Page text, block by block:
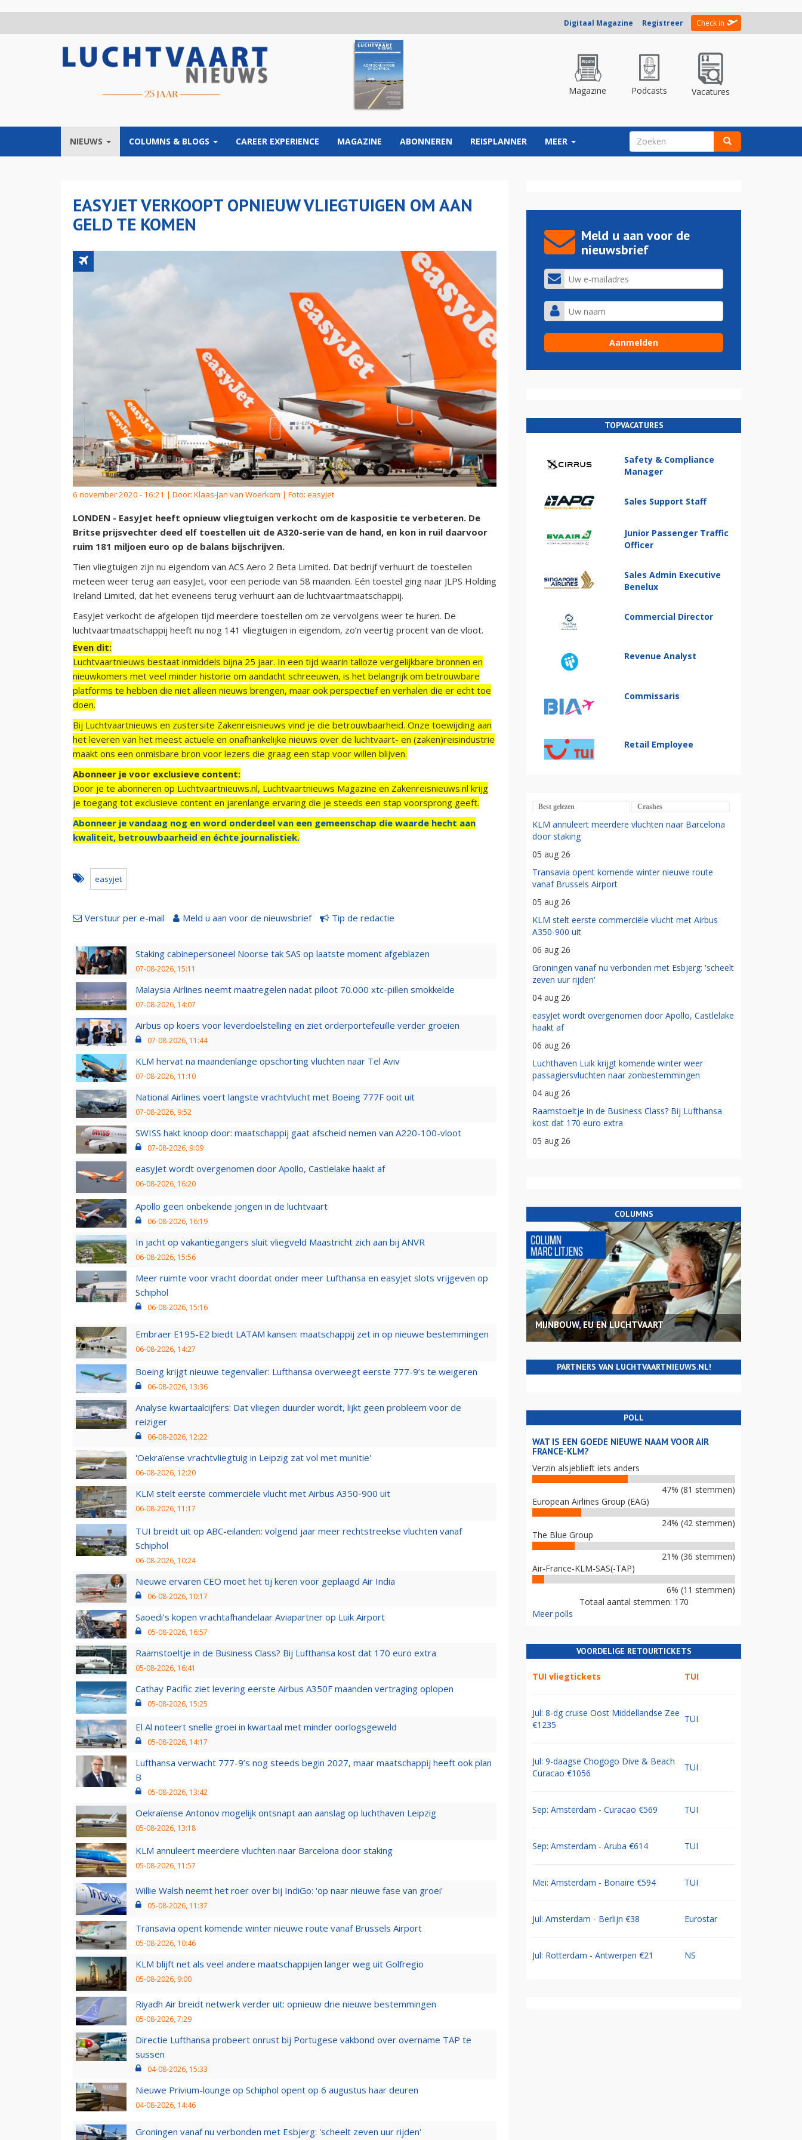
Digitaal Magazine Registreer Check in
Magazine Podcasts Vacatures
NIEUWS COLUMNS & BLOGS CAREER EXPERIENCE MAGAZINE ABONNEREN REISPLANNER MEER ZOEKVELD
EASYJET VERKOOPT OPNIEUW VLIEGTUIGEN OM AAN
GELD TE KOMEN
6 november 2020 - 16:21 | Door: Klaas-Jan van Woerkom | Foto: easyJet
LONDEN - EasyJet heeft opnieuw vliegtuigen verkocht om de kaspositie te verbeteren. De
Britse prijsvechter deed elf toestellen uit de A320-serie van de hand, en kon in ruil daarvoor
ruim 181 miljoen euro op de balans bijschrijven.
Tien vliegtuigen zijn nu eigendom van ACS Aero 2 Beta Limited. Dat bedrijf verhuurt de toestellen
meteen weer terug aan easyJet, voor een periode van 58 maanden. Eén toestel ging naar JLPS Holding
Ireland Limited, dat het eveneens terug verhuurt aan de luchtvaartmaatschappij.
EasyJet verkocht de afgelopen tijd meerdere toestellen om ze vervolgens weer te huren. De
luchtvaartmaatschappij heeft nu nog 141 vliegtuigen in eigendom, zo’n veertig procent van de vloot.
Even dit:
Luchtvaartnieuws bestaat inmiddels bijna 25 jaar. In een tijd waarin talloze vergelijkbare bronnen en
nieuwkomers met veel minder historie om aandacht schreeuwen, is het belangrijk om betrouwbare
platforms te hebben die niet alleen nieuws brengen, maar ook perspectief en verhalen die er echt toe
doen.
Bij Luchtvaartnieuws en zustersite Zakenreisnieuws vind je die betrouwbaarheid. Onze toewijding aan
het leveren van het meest actuele en onafhankelijke nieuws over de luchtvaart- en (zaken)reisindustrie
maakt ons een onmisbare bron voor lezers die graag een stap voor willen blijven.
Abonneer je voor exclusieve content:
Door je te abonneren op Luchtvaartnieuws.nl, Luchtvaartnieuws Magazine en Zakenreisnieuws.nl krijg
je toegang tot exclusieve content en jarenlange ervaring die je steeds een stap voorsprong geeft.
Abonneer je vandaag nog en word onderdeel van een gemeenschap die waarde hecht aan
kwaliteit, betrouwbaarheid en échte journalistiek.
easyjet
Verstuur per e-mail Meld u aan voor de nieuwsbrief Tip de redactie
Staking cabinepersoneel Noorse tak SAS op laatste moment afgeblazen
07-08-2026, 15:11
Malaysia Airlines neemt maatregelen nadat piloot 70.000 xtc-pillen smokkelde
07-08-2026, 14:07
Airbus op koers voor leverdoelstelling en ziet orderportefeuille verder groeien
07-08-2026, 11:44
KLM hervat na maandenlange opschorting vluchten naar Tel Aviv
07-08-2026, 11:10
National Airlines voert langste vrachtvlucht met Boeing 777F ooit uit
07-08-2026, 9:52
SWISS hakt knoop door: maatschappij gaat afscheid nemen van A220-100-vloot
07-08-2026, 9:09
easyJet wordt overgenomen door Apollo, Castlelake haakt af
06-08-2026, 16:20
Apollo geen onbekende jongen in de luchtvaart
06-08-2026, 16:19
In jacht op vakantiegangers sluit vliegveld Maastricht zich aan bij ANVR
06-08-2026, 15:56
Meer ruimte voor vracht doordat onder meer Lufthansa en easyJet slots vrijgeven op
Schiphol
06-08-2026, 15:16
Embraer E195-E2 biedt LATAM kansen: maatschappij zet in op nieuwe bestemmingen
06-08-2026, 14:27
Boeing krijgt nieuwe tegenvaller: Lufthansa overweegt eerste 777-9’s te weigeren
06-08-2026, 13:36
Analyse kwartaalcijfers: Dat vliegen duurder wordt, lijkt geen probleem voor de
reiziger
06-08-2026, 12:22
'Oekraïense vrachtvliegtuig in Leipzig zat vol met munitie'
06-08-2026, 12:20
KLM stelt eerste commerciële vlucht met Airbus A350-900 uit
06-08-2026, 11:17
TUI breidt uit op ABC-eilanden: volgend jaar meer rechtstreekse vluchten vanaf
Schiphol
06-08-2026, 10:24
Nieuwe ervaren CEO moet het tij keren voor geplaagd Air India
06-08-2026, 10:17
Saoedi’s kopen vrachtafhandelaar Aviapartner op Luik Airport
05-08-2026, 16:57
Raamstoeltje in de Business Class? Bij Lufthansa kost dat 170 euro extra
05-08-2026, 16:41
Cathay Pacific ziet levering eerste Airbus A350F maanden vertraging oplopen
05-08-2026, 15:25
El Al noteert snelle groei in kwartaal met minder oorlogsgeweld
05-08-2026, 14:17
Lufthansa verwacht 777-9’s nog steeds begin 2027, maar maatschappij heeft ook plan
B
05-08-2026, 13:42
Oekraïense Antonov mogelijk ontsnapt aan aanslag op luchthaven Leipzig
05-08-2026, 13:18
KLM annuleert meerdere vluchten naar Barcelona door staking
05-08-2026, 11:57
Willie Walsh neemt het roer over bij IndiGo: 'op naar nieuwe fase van groei'
05-08-2026, 11:37
Transavia opent komende winter nieuwe route vanaf Brussels Airport
05-08-2026, 10:46
KLM blijft net als veel andere maatschappijen langer weg uit Golfregio
05-08-2026, 9:00
Riyadh Air breidt netwerk verder uit: opnieuw drie nieuwe bestemmingen
05-08-2026, 7:29
Directie Lufthansa probeert onrust bij Portugese vakbond over overname TAP te
sussen
04-08-2026, 15:33
Nieuwe Privium-lounge op Schiphol opent op 6 augustus haar deuren
04-08-2026, 14:46
Groningen vanaf nu verbonden met Esbjerg: 'scheelt zeven uur rijden'
Meld u aan voor de
nieuwsbrief
TOPVACATURES
Safety & Compliance
Manager
Sales Support Staff
Junior Passenger Traffic
Officer
Sales Admin Executive
Benelux
Commercial Director
Revenue Analyst
Commissaris
Retail Employee
Best gelezen Crashes
KLM annuleert meerdere vluchten naar Barcelona
door staking
05 aug 26
Transavia opent komende winter nieuwe route
vanaf Brussels Airport
05 aug 26
KLM stelt eerste commerciële vlucht met Airbus
A350-900 uit
06 aug 26
Groningen vanaf nu verbonden met Esbjerg: 'scheelt
zeven uur rijden'
04 aug 26
easyJet wordt overgenomen door Apollo, Castlelake
haakt af
06 aug 26
Luchthaven Luik krijgt komende winter weer
passagiersvluchten naar zonbestemmingen
04 aug 26
Raamstoeltje in de Business Class? Bij Lufthansa
kost dat 170 euro extra
05 aug 26
COLUMNS
MIJNBOUW, EU EN LUCHTVAART
PARTNERS VAN LUCHTVAARTNIEUWS.NL!
POLL
WAT IS EEN GOEDE NIEUWE NAAM VOOR AIR
FRANCE-KLM?
Verzin alsjeblieft iets anders
47% (81 stemmen)
European Airlines Group (EAG)
24% (42 stemmen)
The Blue Group
21% (36 stemmen)
Air-France-KLM-SAS(-TAP)
6% (11 stemmen)
Totaal aantal stemmen: 170
Meer polls
VOORDELIGE RETOURTICKETS
TUI vliegtickets TUI
Jul: 8-dg cruise Oost Middellandse Zee
€1235
TUI
Jul: 9-daagse Chogogo Dive & Beach
Curacao €1056
TUI
Sep: Amsterdam - Curacao €569 TUI
Sep: Amsterdam - Aruba €614 TUI
Mei: Amsterdam - Bonaire €594 TUI
Jul: Amsterdam - Berlijn €38 Eurostar
Jul: Rotterdam - Antwerpen €21 NS